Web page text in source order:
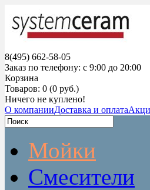
8(495) 662-58-05
Заказ по телефону: с 9:00 до 20:00
Корзина
Товаров: 0 (0 руб.)
Ничего не куплено!
О компанииДоставка и оплата
Мойки
Смесители